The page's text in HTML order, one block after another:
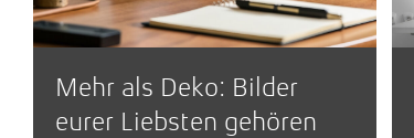
Mehr als Deko: Bilder
eurer Liebsten gehören